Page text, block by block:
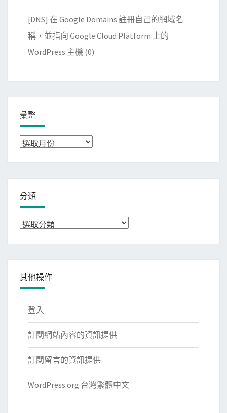
[DNS] 在 Google Domains 註冊自己的網域名
稱，並指向 Google Cloud Platform 上的
WordPress 主機 (0)
彙整
彙
分類
分
其他操作
登入
訂閱網站內容的資訊提供
訂閱留言的資訊提供
WordPress.org 台灣繁體中文